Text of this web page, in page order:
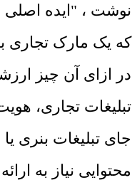
نوشت ، "ایده اصلی
که یک مارک تجاری
در ازای آن چیز
تبلیغات تجاری،
جای تبلیغات بنری
محتوایی نیاز به